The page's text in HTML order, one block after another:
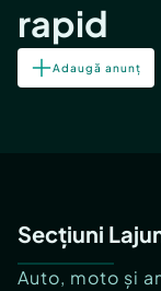
rapid
Adaugă anunț
Secțiuni
Auto, moto și